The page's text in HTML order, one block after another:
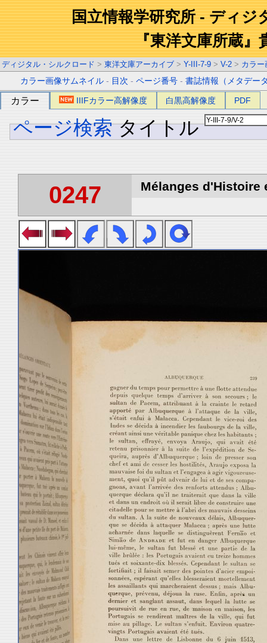
国立情報学研究所 - ディジ
『東洋文庫所蔵』
ディジタル・シルクロード > 東洋文庫アーカイブ > Y-III-7-9 > V-2 > カラー
カラー画像サムネイル - 目次 -ページ番号 -書誌情報（メタデー
カラー IIIFカラー高解像度 白黒高解像度 PDF
ページ検索 タイトル
0247 Mélanges d'Histoire